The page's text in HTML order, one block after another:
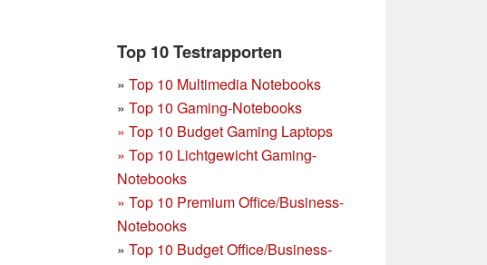
Top 10 Testrapporten
» Top 10 Multimedia Notebooks
» Top 10 Gaming-Notebooks
» Top 10 Budget Gaming Laptops
» Top 10 Lichtgewicht Gaming-
Notebooks
» Top 10 Premium Office/Business-
Notebooks
» Top 10 Budget Office/Business-